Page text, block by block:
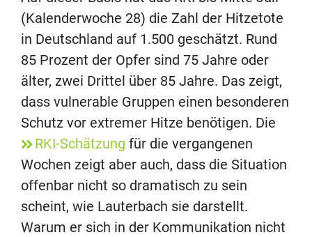
(Kalenderwoche 28) die Zahl der Hitzetote
in Deutschland auf 1.500 geschätzt. Rund
85 Prozent der Opfer sind 75 Jahre oder
älter, zwei Drittel über 85 Jahre. Das zeigt,
dass vulnerable Gruppen einen besonderen
Schutz vor extremer Hitze benötigen. Die
RKI-Schätzung für die vergangenen
Wochen zeigt aber auch, dass die Situation
offenbar nicht so dramatisch zu sein
scheint, wie Lauterbach sie darstellt.
Warum er sich in der Kommunikation nicht